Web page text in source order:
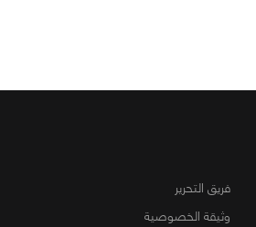
فريق التحرير
وثيقة الخصوصية